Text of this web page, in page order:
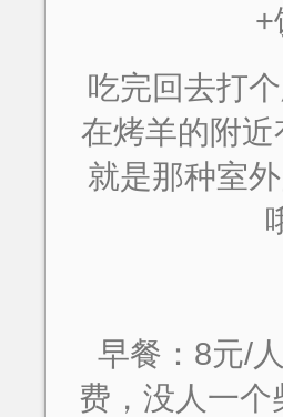
+
吃完回去打
在烤羊的附
就是那种室
早餐：8元/
费，没人一